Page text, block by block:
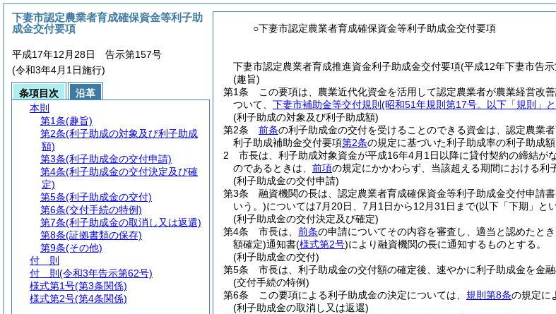
○下妻市認定農業者育成確保資金等利子助成金交付要項
下妻市認定農業者育成推進資金利子助成金交付要項(平成12年下妻市告示
(趣旨)
第1条
この要項は、農業近代化資金を活用して認定農業者が農業経営改
ついて、 下妻市補助金等交付規則 (昭和51年規則第17号。以下「規則」
(利子助成の対象及び利子助成額)
第2条
前条の利子助成金の交付を受けることのできる資金は、認定農業
利子助成補助金交付要項第2条の規定に基づいた利子助成率の利子助成額
2
市長は、利子助成対象資金が平成16年4月1日以降に貸付契約の締結
のであるときは、 前項の規定にかかわらず、当該超える期間における利
(利子助成金の交付申請)
第3条
融資機関の長は、認定農業者育成確保資金等利子助成金交付申請書
いう。)については7月20日、7月1日から12月31日まで(以下「下期」と
(利子助成金の交付決定及び確定)
第4条
市長は、 前条の申請についてその内容を審査し、適当と認めたと
額確定)通知書(様式第2号)により融資機関の長に通知するものとする。
(利子助成金の交付)
第5条
市長は、利子助成金の交付額の確定後、速やかに利子助成金を金
(交付手続の特例)
第6条
この要項による利子助成金の決定については、 規則第8条の規定に
(利子助成金の取消し又は返還)
下妻市認定農業者育成確保資金等利子助
成金交付要項
平成17年12月28日 告示第157号
(令和3年4月1日施行)
条項目次
沿革
本則
第1条(趣旨)
第2条(利子助成の対象及び利子助成
額)
第3条(利子助成金の交付申請)
第4条(利子助成金の交付決定及び確
定)
第5条(利子助成金の交付)
第6条(交付手続の特例)
第7条(利子助成金の取消し又は返還)
第8条(証拠書類の保存)
第9条(その他)
付 則
付 則 (令和3年告示第62号)
様式第1号(第3条関係)
様式第2号(第4条関係)